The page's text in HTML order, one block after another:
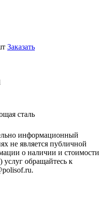
Заказать
сталь
информационный
не является публичной
о наличии и стоимости
услуг обращайтесь к